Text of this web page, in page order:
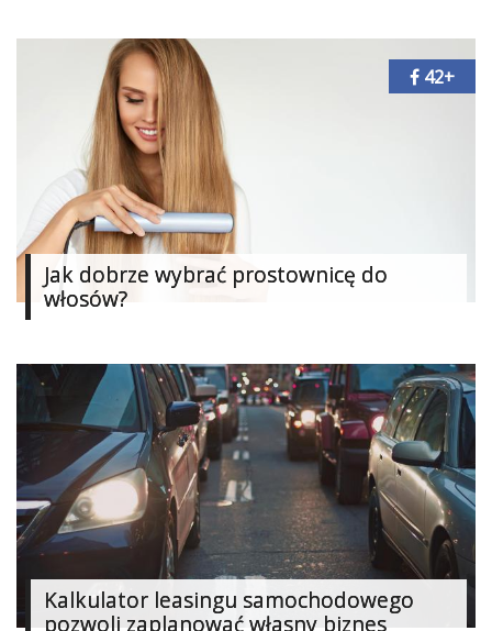
Jak dobrze wybrać prostownicę do
włosów?
42+
Kalkulator leasingu samochodowego
pozwoli zaplanować własny biznes